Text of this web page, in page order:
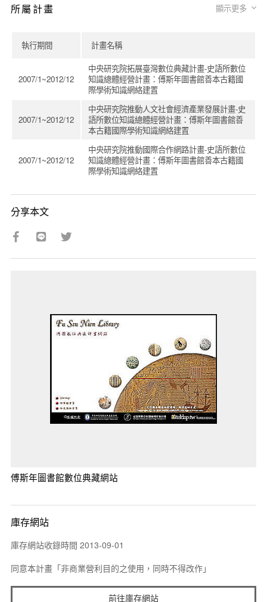
所屬計畫
執行期間 計畫名稱
2007/1~2012/12
中央研究院拓展臺灣數位典藏計畫-史語所數位
知識總體經營計畫：傅斯年圖書館善本古籍國
際學術知識網絡建置
2007/1~2012/12
中央研究院推動人文社會經濟產業發展計畫-史
語所數位知識總體經營計畫：傅斯年圖書館善
本古籍國際學術知識網絡建置
2007/1~2012/12
中央研究院推動國際合作網路計畫-史語所數位
知識總體經營計畫：傅斯年圖書館善本古籍國
際學術知識網絡建置
顯示更多
分享本文
傅斯年圖書館數位典藏網站
庫存網站
庫存網站收錄時間 2013-09-01
同意本計畫「非商業營利目的之使用，同時不得改作」
前往庫存網站